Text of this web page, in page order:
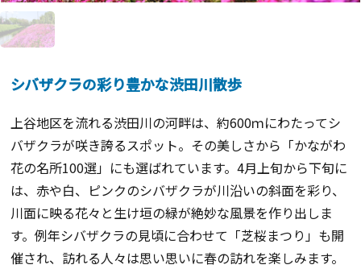
シバザクラの彩り豊かな渋田川散歩
上谷地区を流れる渋田川の河畔は、約600ｍにわたってシ
バザクラが咲き誇るスポット。その美しさから「かながわ
花の名所100選」にも選ばれています。4月上旬から下旬に
は、赤や白、ピンクのシバザクラが川沿いの斜面を彩り、
川面に映る花々と生け垣の緑が絶妙な風景を作り出しま
す。例年シバザクラの見頃に合わせて「芝桜まつり」も開
催され、訪れる人々は思い思いに春の訪れを楽しみます。